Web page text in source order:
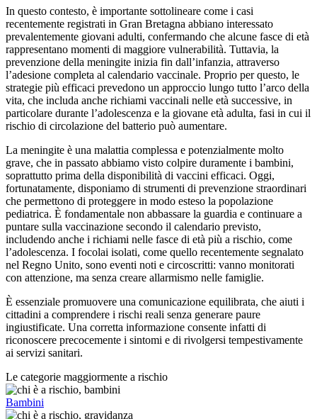
In questo contesto, è importante sottolineare come i casi
recentemente registrati in Gran Bretagna abbiano interessato
prevalentemente giovani adulti, confermando che alcune fasce di età
rappresentano momenti di maggiore vulnerabilità. Tuttavia, la
prevenzione della meningite inizia fin dall’infanzia, attraverso
l’adesione completa al calendario vaccinale. Proprio per questo, le
strategie più efficaci prevedono un approccio lungo tutto l’arco della
vita, che includa anche richiami vaccinali nelle età successive, in
particolare durante l’adolescenza e la giovane età adulta, fasi in cui il
rischio di circolazione del batterio può aumentare.
La meningite è una malattia complessa e potenzialmente molto
grave, che in passato abbiamo visto colpire duramente i bambini,
soprattutto prima della disponibilità di vaccini efficaci. Oggi,
fortunatamente, disponiamo di strumenti di prevenzione straordinari
che permettono di proteggere in modo esteso la popolazione
pediatrica. È fondamentale non abbassare la guardia e continuare a
puntare sulla vaccinazione secondo il calendario previsto,
includendo anche i richiami nelle fasce di età più a rischio, come
l’adolescenza. I focolai isolati, come quello recentemente segnalato
nel Regno Unito, sono eventi noti e circoscritti: vanno monitorati
con attenzione, ma senza creare allarmismo nelle famiglie.
È essenziale promuovere una comunicazione equilibrata, che aiuti i
cittadini a comprendere i rischi reali senza generare paure
ingiustificate. Una corretta informazione consente infatti di
riconoscere precocemente i sintomi e di rivolgersi tempestivamente
ai servizi sanitari.
Le categorie maggiormente a rischio
Bambini